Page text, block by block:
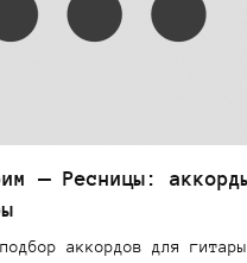
— Ресницы:
аккордов для